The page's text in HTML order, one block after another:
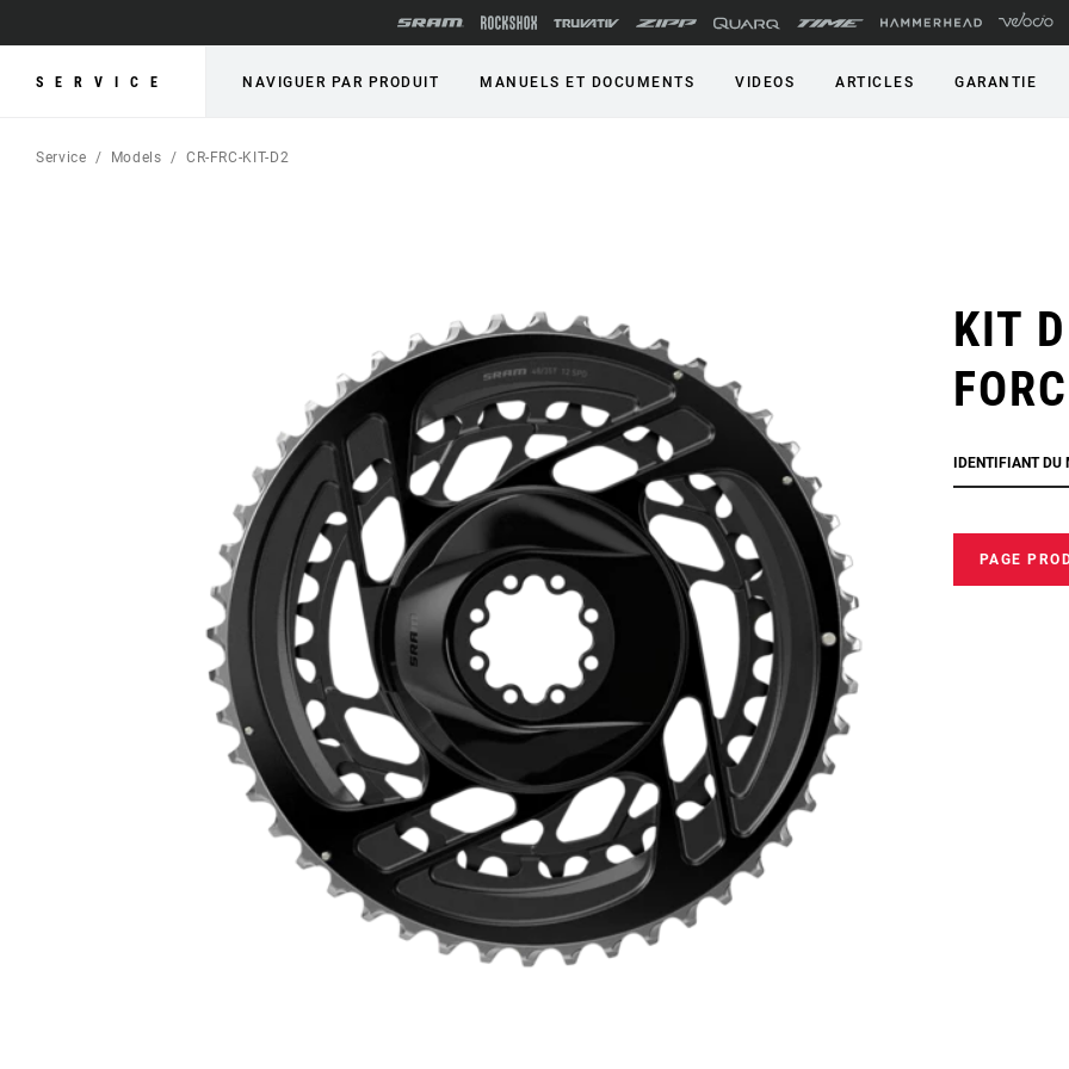
SERVICE NAVIGUER PAR PRODUIT MANUELS ET DOCUMENTS VIDEOS ARTICLES GARANTIE
Service Models CR-FRC-KIT-D2
KIT
IDENTIFIANT
PAGE